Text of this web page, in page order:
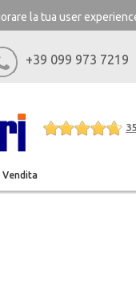
la tua user
+39 099 973 7219
Vendita